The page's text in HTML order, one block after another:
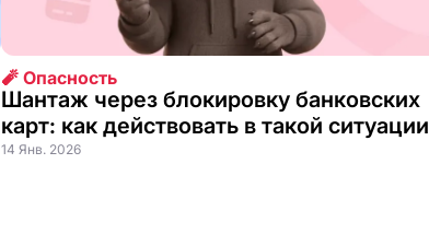
🧨 Опасность
Шантаж через блокировку банковских
карт: как действовать в такой ситуации
14 Янв. 2026